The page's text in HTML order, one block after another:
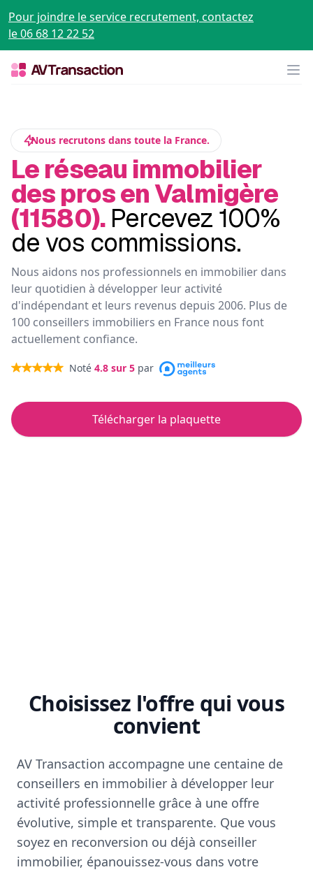
Pour joindre le service recrutement, contactez
le 06 68 12 22 52
Nous recrutons dans toute la France.
Le réseau immobilier
des pros en Valmigère
(11580). Percevez 100%
de vos commissions.
Nous aidons nos professionnels en immobilier dans
leur quotidien à développer leur activité
d'indépendant et leurs revenus depuis 2006. Plus de
100 conseillers immobiliers en France nous font
actuellement confiance.
Noté 4.8 sur 5 par
Télécharger la plaquette
Choisissez l'offre qui vous
convient
AV Transaction accompagne une centaine de
conseillers en immobilier à développer leur
activité professionnelle grâce à une offre
évolutive, simple et transparente. Que vous
soyez en reconversion ou déjà conseiller
immobilier, épanouissez-vous dans votre